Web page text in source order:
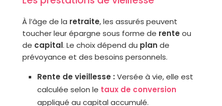
À l’âge de la retraite, les assurés peuvent
toucher leur épargne sous forme de rente ou
de capital. Le choix dépend du plan de
prévoyance et des besoins personnels.
Rente de vieillesse : Versée à vie, elle est
calculée selon le taux de conversion
appliqué au capital accumulé.